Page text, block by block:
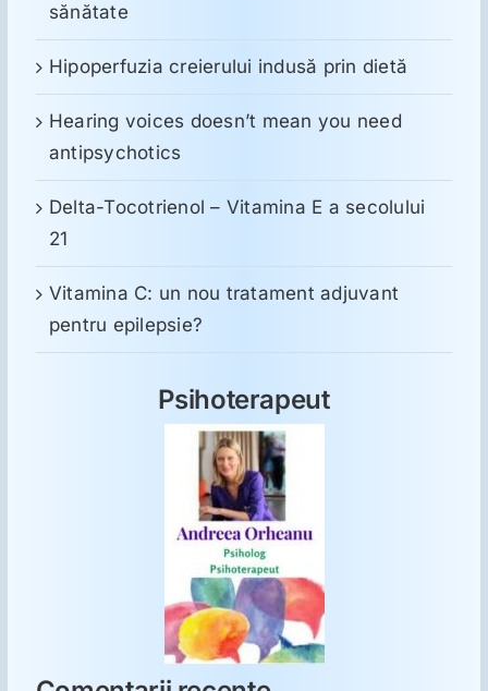
sănătate
Hipoperfuzia creierului indusă prin dietă
Hearing voices doesn’t mean you need
antipsychotics
Delta-Tocotrienol – Vitamina E a secolului
21
Vitamina C: un nou tratament adjuvant
pentru epilepsie?
Psihoterapeut